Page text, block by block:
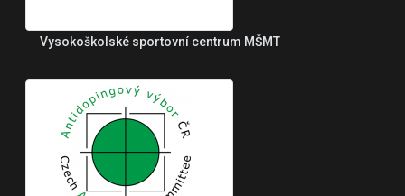
Vysokoškolské sportovní centrum MŠMT